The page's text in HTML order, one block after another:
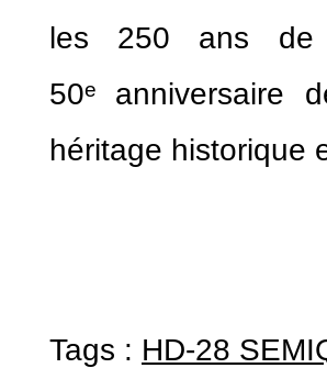
les 250 ans de
50ᵉ anniversaire
héritage historique
Tags : HD-28